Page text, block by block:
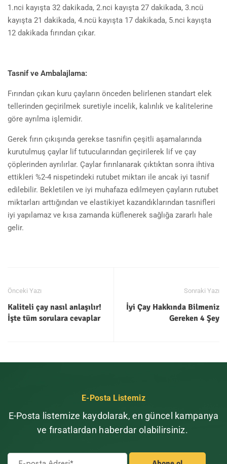
1.nci kayışta 32 dakikada, 2.nci kayışta 27 dakikada, 3.ncü
kayışta 21 dakikada, 4.ncü kayışta 17 dakikada, 5.nci kayışta
12 dakikada fırından çıkar.
Tasnif ve Ambalajlama:
Fırından çıkan kuru çayların önceden belirlenen standart elek
tellerinden geçirilmek suretiyle incelik, kalınlık ve kalitelerine
göre ayrılma işlemidir.
Gerek fırın çıkışında gerekse tasnifin çeşitli aşamalarında
kurutulmuş çaylar lif tutucularından geçirilerek lif ve çay
çöplerinden ayrılırlar. Çaylar fırınlanarak çıktıktan sonra ihtiva
ettikleri %2-4 nispetindeki rutubet miktarı ile ancak iyi tasnif
edilebilir. Bekletilen ve iyi muhafaza edilmeyen çayların rutubet
miktarları arttığından ve elastikiyet kazandıklarından tasnifleri
iyi yapılamaz ve kısa zamanda küflenerek sağlığa zararlı hale
gelir.
Önceki Yazı
Kaliteli çay nasıl anlaşılır!
İşte tüm sorulara cevaplar
Sonraki Yazı
İyi Çay Hakkında Bilmeniz
Gereken 4 Şey
E-Posta Listemiz
E-Posta listemize kaydolarak, en güncel kampanya
ve fırsatlardan haberdar olabilirsiniz.